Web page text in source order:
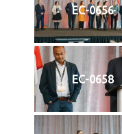
EC-0656
EC-0658